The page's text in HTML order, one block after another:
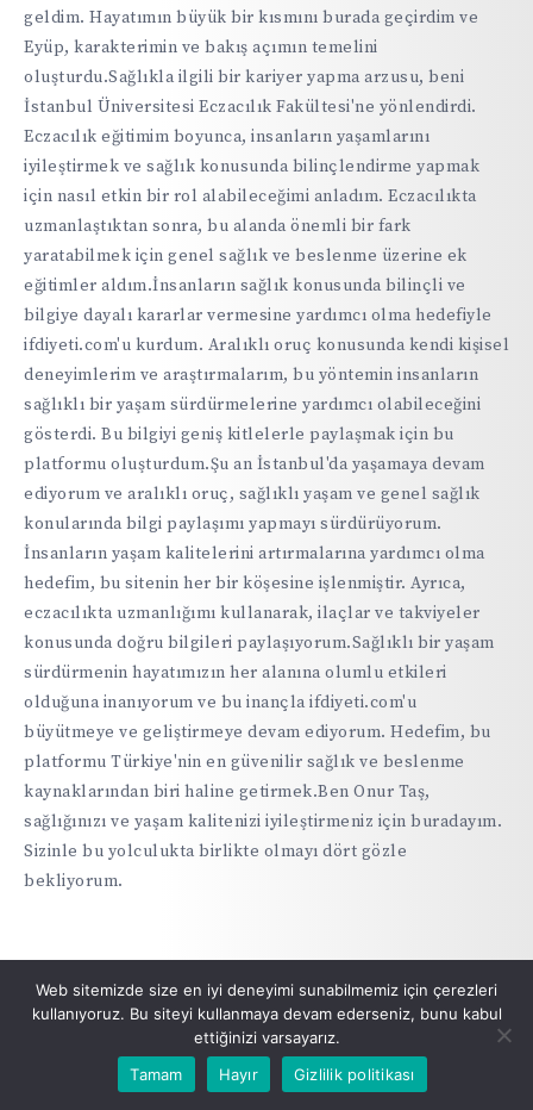
geldim. Hayatımın büyük bir kısmını burada geçirdim ve
Eyüp, karakterimin ve bakış açımın temelini
oluşturdu.Sağlıkla ilgili bir kariyer yapma arzusu, beni
İstanbul Üniversitesi Eczacılık Fakültesi'ne yönlendirdi.
Eczacılık eğitimim boyunca, insanların yaşamlarını
iyileştirmek ve sağlık konusunda bilinçlendirme yapmak
için nasıl etkin bir rol alabileceğimi anladım. Eczacılıkta
uzmanlaştıktan sonra, bu alanda önemli bir fark
yaratabilmek için genel sağlık ve beslenme üzerine ek
eğitimler aldım.İnsanların sağlık konusunda bilinçli ve
bilgiye dayalı kararlar vermesine yardımcı olma hedefiyle
ifdiyeti.com'u kurdum. Aralıklı oruç konusunda kendi kişisel
deneyimlerim ve araştırmalarım, bu yöntemin insanların
sağlıklı bir yaşam sürdürmelerine yardımcı olabileceğini
gösterdi. Bu bilgiyi geniş kitlelerle paylaşmak için bu
platformu oluşturdum.Şu an İstanbul'da yaşamaya devam
ediyorum ve aralıklı oruç, sağlıklı yaşam ve genel sağlık
konularında bilgi paylaşımı yapmayı sürdürüyorum.
İnsanların yaşam kalitelerini artırmalarına yardımcı olma
hedefim, bu sitenin her bir köşesine işlenmiştir. Ayrıca,
eczacılıkta uzmanlığımı kullanarak, ilaçlar ve takviyeler
konusunda doğru bilgileri paylaşıyorum.Sağlıklı bir yaşam
sürdürmenin hayatımızın her alanına olumlu etkileri
olduğuna inanıyorum ve bu inançla ifdiyeti.com'u
büyütmeye ve geliştirmeye devam ediyorum. Hedefim, bu
platformu Türkiye'nin en güvenilir sağlık ve beslenme
kaynaklarından biri haline getirmek.Ben Onur Taş,
sağlığınızı ve yaşam kalitenizi iyileştirmeniz için buradayım.
Sizinle bu yolculukta birlikte olmayı dört gözle
bekliyorum.
Web sitemizde size en iyi deneyimi sunabilmemiz için çerezleri
kullanıyoruz. Bu siteyi kullanmaya devam ederseniz, bunu kabul
ettiğinizi varsayarız.
Tamam
Hayır Gizlilik politikası